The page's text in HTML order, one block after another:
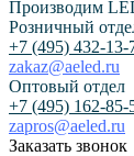
Производим
Розничный
+7 (495) 432-13-
zakaz@aeled.ru
Оптовый отдел
+7 (495) 162-85-
zapros@aeled.ru
Заказать звонок